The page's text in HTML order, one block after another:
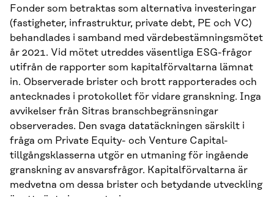
Fonder som betraktas som alternativa investeringar
(fastigheter, infrastruktur, private debt, PE och VC)
behandlades i samband med värdebestämningsmötet
år 2021. Vid mötet utreddes väsentliga ESG-frågor
utifrån de rapporter som kapitalförvaltarna lämnat
in. Observerade brister och brott rapporterades och
antecknades i protokollet för vidare granskning. Inga
avvikelser från Sitras branschbegränsningar
observerades. Den svaga datatäckningen särskilt i
fråga om Private Equity- och Venture Capital-
tillgångsklasserna utgör en utmaning för ingående
granskning av ansvarsfrågor. Kapitalförvaltarna är
medvetna om dessa brister och betydande utveckling